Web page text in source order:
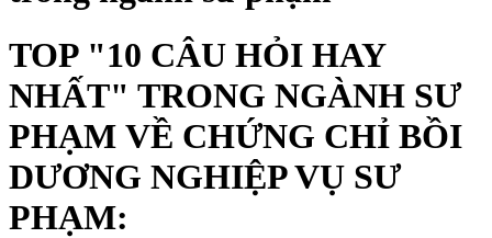
TOP "10 CÂU HỎI HAY
NHẤT" TRONG NGÀNH SƯ
PHẠM VỀ CHỨNG CHỈ BỒI
DƯƠNG NGHIỆP VỤ SƯ
PHẠM: